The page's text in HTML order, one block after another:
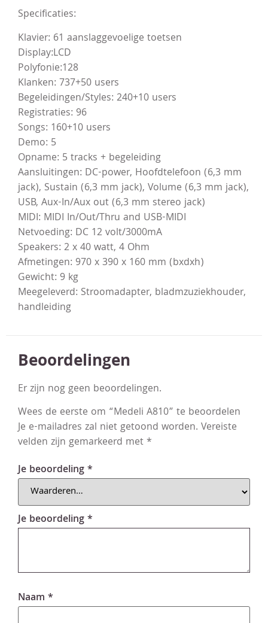
Specificaties:
Klavier: 61 aanslaggevoelige toetsen
Display:LCD
Polyfonie:128
Klanken: 737+50 users
Begeleidingen/Styles: 240+10 users
Registraties: 96
Songs: 160+10 users
Demo: 5
Opname: 5 tracks + begeleiding
Aansluitingen: DC-power, Hoofdtelefoon (6,3 mm
jack), Sustain (6,3 mm jack), Volume (6,3 mm jack),
USB, Aux-In/Aux out (6,3 mm stereo jack)
MIDI: MIDI In/Out/Thru and USB-MIDI
Netvoeding: DC 12 volt/3000mA
Speakers: 2 x 40 watt, 4 Ohm
Afmetingen: 970 x 390 x 160 mm (bxdxh)
Gewicht: 9 kg
Meegeleverd: Stroomadapter, bladmzuziekhouder,
handleiding
Beoordelingen
Er zijn nog geen beoordelingen.
Wees de eerste om “Medeli A810” te beoordelen
Je e-mailadres zal niet getoond worden. Vereiste
velden zijn gemarkeerd met*
Je beoordeling*
Je beoordeling*
Naam *